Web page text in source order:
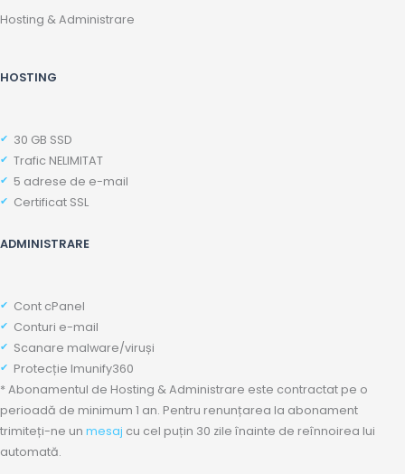
Hosting & Administrare
HOSTING
30 GB SSD
Trafic NELIMITAT
5 adrese de e-mail
Certificat SSL
ADMINISTRARE
Cont cPanel
Conturi e-mail
Scanare malware/viruși
Protecție Imunify360
* Abonamentul de Hosting & Administrare este contractat pe o
perioadă de minimum 1 an. Pentru renunțarea la abonament
trimiteți-ne un mesaj cu cel puțin 30 zile înainte de reînnoirea lui
automată.